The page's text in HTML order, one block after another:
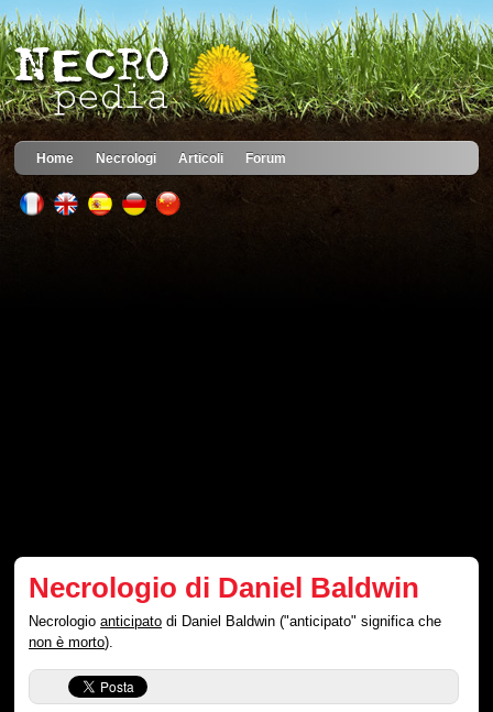
Home Necrologi Articoli Forum
Necrologio di Daniel Baldwin
Necrologioanticipato di Daniel Baldwin ("anticipato" significa che
non è morto).